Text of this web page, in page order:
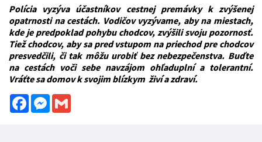
Polícia vyzýva účastníkov cestnej premávky k zvýšenej
opatrnosti na cestách. Vodičov vyzývame, aby na miestach,
kde je predpoklad pohybu chodcov, zvýšili svoju pozornosť.
Tiež chodcov, aby sa pred vstupom na priechod pre chodcov
presvedčili, či tak môžu urobiť bez nebezpečenstva. Buďte
na cestách voči sebe navzájom ohľaduplní a tolerantní.
Vráťte sa domov k svojim blízkym živí a zdraví.
FacebookMessenger